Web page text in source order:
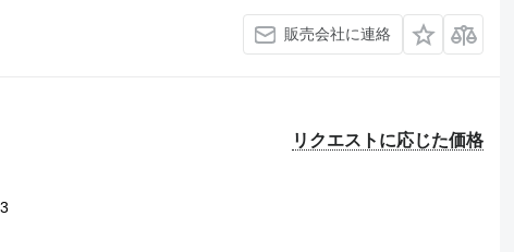
販売会社に連絡
リクエストに応じた価格
3